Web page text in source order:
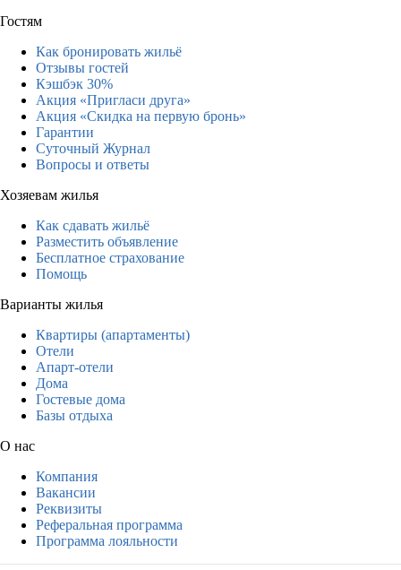
Гостям
Как бронировать жильё
Отзывы гостей
Кэшбэк 30%
Акция «Пригласи друга»
Акция «Скидка на первую бронь»
Гарантии
Суточный Журнал
Вопросы и ответы
Хозяевам жилья
Как сдавать жильё
Разместить объявление
Бесплатное страхование
Помощь
Варианты жилья
Квартиры (апартаменты)
Отели
Апарт-отели
Дома
Гостевые дома
Базы отдыха
О нас
Компания
Вакансии
Реквизиты
Реферальная программа
Программа лояльности